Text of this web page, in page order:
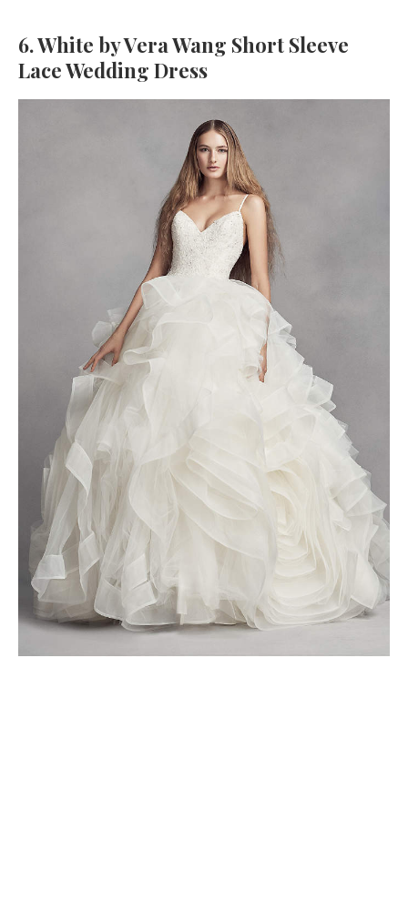
6. White by Vera Wang Short Sleeve
Lace Wedding Dress